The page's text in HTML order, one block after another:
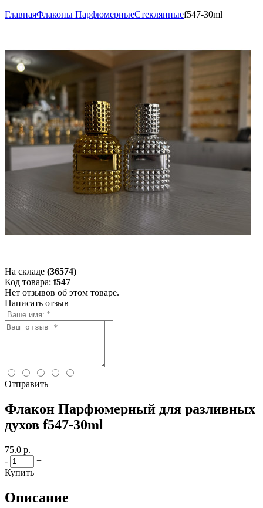
ГлавнаяФлаконы ПарфюмерныеСтеклянныеf547-30ml
На складе (36574)
Код товара: f547
Нет отзывов об этом товаре.
Написать отзыв
Отправить
Флакон Парфюмерный для разливных
духов f547-30ml
75.0 р.
-
+
Купить
Описание